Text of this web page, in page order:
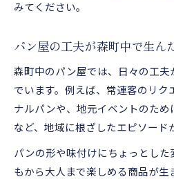
みてください。
パン屋の工夫が森町中で生ん
森町中のパン屋では、日々の工
でいます。例えば、常連客のリク
ナルパンや、地元イベントのため
など、地域に根ざしたエピソード
パンの形や味付けにちょっとし
もから大人まで楽しめる商品が生